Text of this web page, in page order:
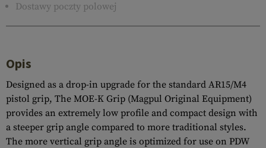
Dostawy poczty polowej
Opis
Designed as a drop-in upgrade for the standard AR15/M4
pistol grip, The MOE-K Grip (Magpul Original Equipment)
provides an extremely low profile and compact design with
a steeper grip angle compared to more traditional styles.
The more vertical grip angle is optimized for use on PDW